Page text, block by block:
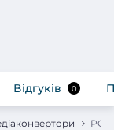
Відгуків 0